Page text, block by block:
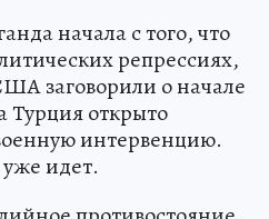
начала с того, что
репрессиях,
заговорили о начале
Турция открыто
интервенцию.
идет.